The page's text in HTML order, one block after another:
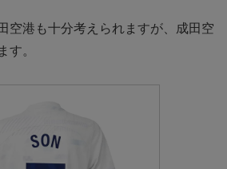
空港も十分考えられますが、成田空
す。